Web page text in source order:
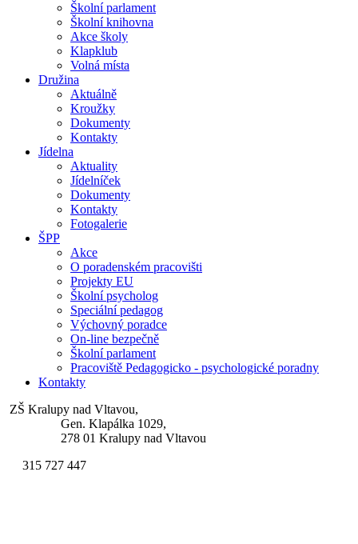
Školní parlament
Školní knihovna
Akce školy
Klapklub
Volná místa
Družina
Aktuálně
Kroužky
Dokumenty
Kontakty
Jídelna
Aktuality
Jídelníček
Dokumenty
Kontakty
Fotogalerie
ŠPP
Akce
O poradenském pracovišti
Projekty EU
Školní psycholog
Speciální pedagog
Výchovný poradce
On-line bezpečně
Školní parlament
Pracoviště Pedagogicko - psychologické poradny
Kontakty
ZŠ Kralupy nad Vltavou,
Gen. Klapálka 1029,
278 01 Kralupy nad Vltavou
315 727 447